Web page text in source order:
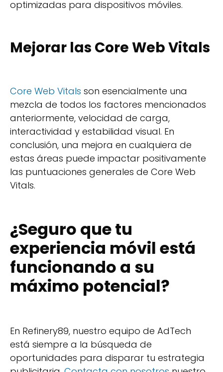
optimizadas para dispositivos móviles.
Mejorar las Core Web Vitals
Core Web Vitals son esencialmente una
mezcla de todos los factores mencionados
anteriormente, velocidad de carga,
interactividad y estabilidad visual. En
conclusión, una mejora en cualquiera de
estas áreas puede impactar positivamente
las puntuaciones generales de Core Web
Vitals.
¿Seguro que tu
experiencia móvil está
funcionando a su
máximo potencial?
En Refinery89, nuestro equipo de AdTech
está siempre a la búsqueda de
oportunidades para disparar tu estrategia